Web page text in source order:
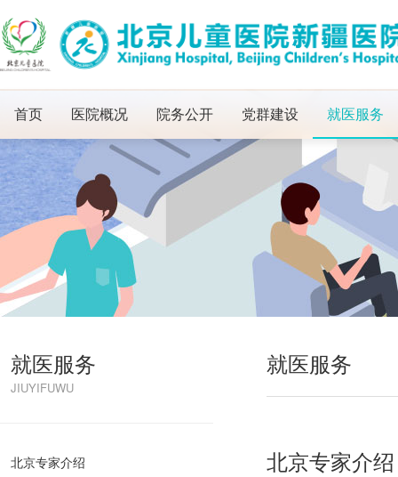
首页 医院概况 院务公开 党群建设 就医服务
就医服务
JIUYIFUWU
北京专家介绍
就医服务
北京专家介绍